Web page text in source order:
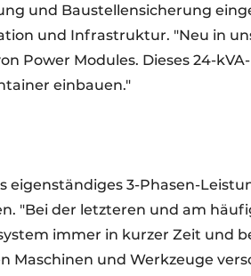
und Baustellensicherung
und Infrastruktur. "Neu in
Power Modules. Dieses 24-
einbauen."
eigenständiges 3-Phasen-
"Bei der letzteren und am
immer in kurzer Zeit und
und Werkzeuge